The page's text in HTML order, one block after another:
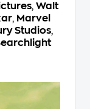
, Walt
, Marvel
Studios,